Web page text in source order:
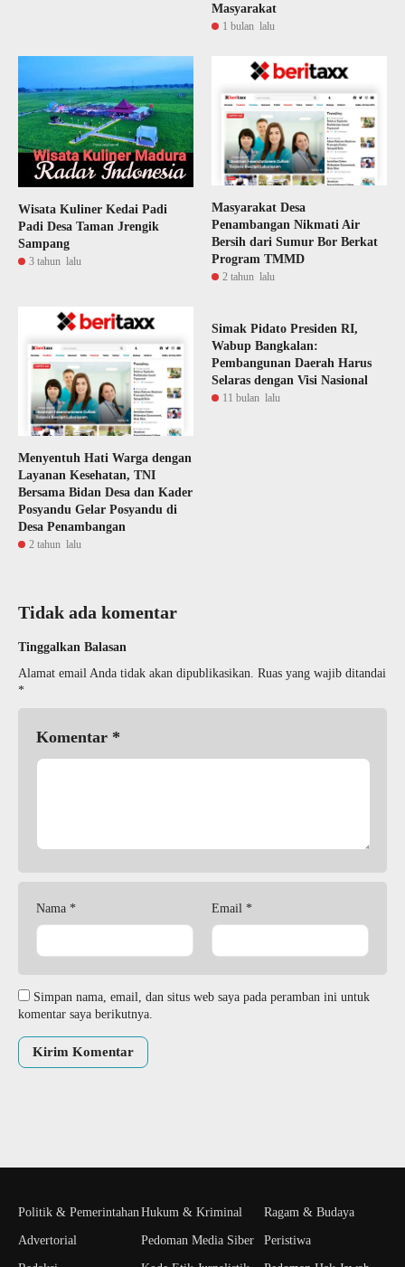
Masyarakat
1 bulan lalu
Wisata Kuliner Kedai Padi
Padi Desa Taman Jrengik
Sampang
3 tahun lalu
Masyarakat Desa
Penambangan Nikmati Air
Bersih dari Sumur Bor Berkat
Program TMMD
2 tahun lalu
Menyentuh Hati Warga dengan
Layanan Kesehatan, TNI
Bersama Bidan Desa dan Kader
Posyandu Gelar Posyandu di
Desa Penambangan
2 tahun lalu
Simak Pidato Presiden RI,
Wabup Bangkalan:
Pembangunan Daerah Harus
Selaras dengan Visi Nasional
11 bulan lalu
Tidak ada komentar
Tinggalkan Balasan
Alamat email Anda tidak akan dipublikasikan. Ruas yang wajib ditandai
*
Komentar *
Nama * Email *
Simpan nama, email, dan situs web saya pada peramban ini untuk
komentar saya berikutnya.
Politik & Pemerintahan
Advertorial
Hukum & Kriminal
Pedoman Media Siber
Ragam & Budaya
Peristiwa